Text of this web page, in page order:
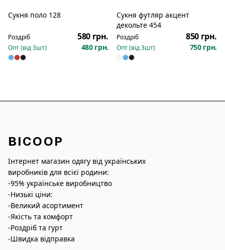
Сукня поло 128
Роздріб 580 грн.
Опт (від3шт) 480 грн.
Новинка
Сукня футляр акцент
декольте 454
Роздріб 850 грн.
Опт (від3шт) 750 грн.
BICOOP
Інтернет магазин одягу від українських
виробників для всієї родини:
-95% українське виробництво
-Низькі ціни:
-Великий асортимент
-Якість та комфорт
-Роздріб та гурт
-Швидка відправка